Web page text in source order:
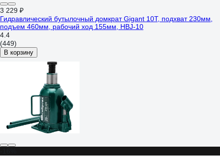
3 229 ₽
Гидравлический бутылочный домкрат Gigant 10Т, подхват 230мм,
подъем 460мм, рабочий ход 155мм, HBJ-10
4.4
(449)
В корзину